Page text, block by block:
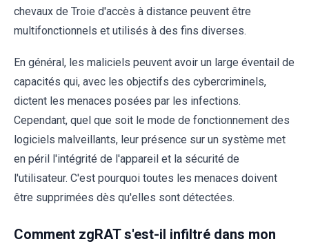
chevaux de Troie d'accès à distance peuvent être
multifonctionnels et utilisés à des fins diverses.
En général, les maliciels peuvent avoir un large éventail de
capacités qui, avec les objectifs des cybercriminels,
dictent les menaces posées par les infections.
Cependant, quel que soit le mode de fonctionnement des
logiciels malveillants, leur présence sur un système met
en péril l'intégrité de l'appareil et la sécurité de
l'utilisateur. C'est pourquoi toutes les menaces doivent
être supprimées dès qu'elles sont détectées.
Comment zgRAT s'est-il infiltré dans mon